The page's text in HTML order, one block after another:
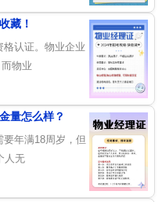
藏！
认证。物业企业
物业
量怎么样？
年满18周岁，但
人无